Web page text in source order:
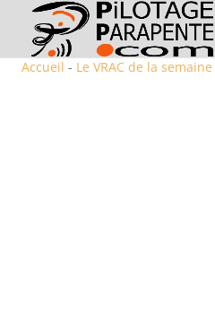
Accueil - Le VRAC de la semaine